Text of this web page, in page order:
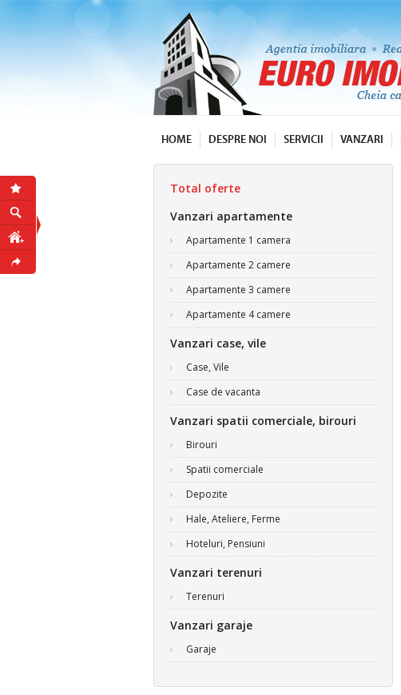
HOME DESPRE NOI SERVICII VANZARI
Total oferte
Vanzari apartamente
Apartamente 1 camera
Apartamente 2 camere
Apartamente 3 camere
Apartamente 4 camere
Vanzari case, vile
Case, Vile
Case de vacanta
Vanzari spatii comerciale, birouri
Birouri
Spatii comerciale
Depozite
Hale, Ateliere, Ferme
Hoteluri, Pensiuni
Vanzari terenuri
Terenuri
Vanzari garaje
Garaje